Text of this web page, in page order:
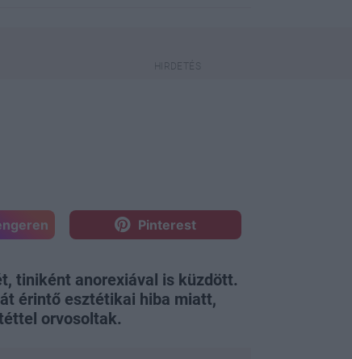
Pinterest
tiniként anorexiával is küzdött.
érintő esztétikai hiba miatt,
orvosoltak.